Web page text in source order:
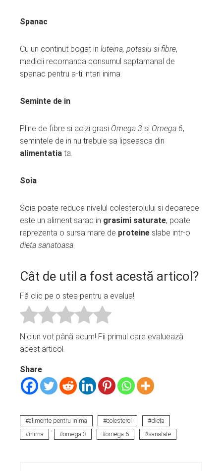
Spanac
Cu un continut bogat in luteina, potasiu si fibre,
medicii recomanda consumul saptamanal de
spanac pentru a-ti intari inima.
Seminte de in
Pline de fibre si acizi grasi Omega 3 si Omega 6,
semintele de in nu trebuie sa lipseasca din
alimentatia ta.
Soia
Soia poate reduce nivelul colesterolului si deoarece
este un aliment sarac in grasimi saturate, poate
reprezenta o sursa mare de proteine slabe intr-o
dieta sanatoasa.
Cât de util a fost acestă articol?
Fă clic pe o stea pentru a evalua!
Niciun vot până acum! Fii primul care evaluează
acest articol.
Share
alimente pentru inima colesterol
dieta
inima
omega 3 omega 6 sanatate